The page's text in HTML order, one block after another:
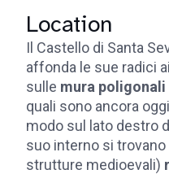
Location
Il Castello di Santa
affonda le sue radici
sulle mura poligonali
quali sono ancora
modo sul lato destro
suo interno si
strutture medioevali)